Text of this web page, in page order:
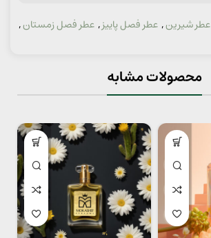
عطر شیرین, عطر فصل پاییز, عطر فصل زمستان,
محصولات مشابه